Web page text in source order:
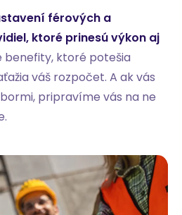
férových a
ktoré prinesú výkon aj
benefity, ktoré potešia
váš rozpočet. A ak vás
pripravíme vás na ne